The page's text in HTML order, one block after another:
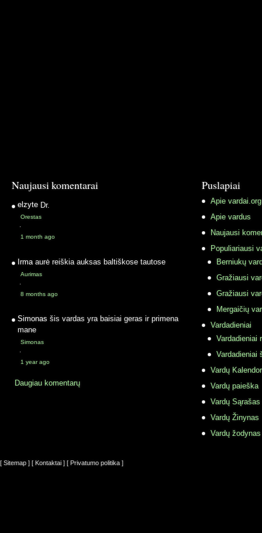
Naujausi komentarai
elzyte Dr.
Orestas
·
1 month ago
Irma aurė reiškia auksas baltiškose tautose
Aurimas
·
8 months ago
Simonas šis vardas yra baisiai geras ir primena
mane
Simonas
·
1 year ago
Daugiau komentarų
Puslapiai
Apie vardai.org
Apie vardus
Naujausi
Populiariausi
Berniukų
Gražiausi
Gražiausi
Mergaičių
Vardadieniai
Vardadieniai
Vardadieniai
Vardų
Vardų paieška
Vardų Sąrašas
Vardų Žinynas
Vardų
[ Sitemap ] [ Kontaktai ] [ Privatumo politika ]